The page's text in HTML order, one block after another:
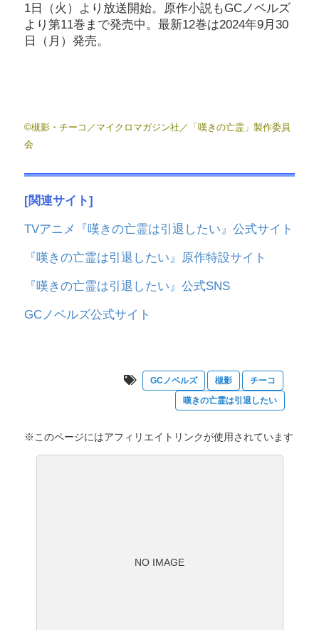
1日（火）より放送開始。原作小説もGCノベルズ
より第11巻まで発売中。最新12巻は2024年9月30
日（月）発売。
©槻影・チーコ／マイクロマガジン社／「嘆きの亡霊」製作委員
会
[関連サイト]
TVアニメ『嘆きの亡霊は引退したい』公式サイト
『嘆きの亡霊は引退したい』原作特設サイト
『嘆きの亡霊は引退したい』公式SNS
GCノベルズ公式サイト
GCノベルズ 槻影
チーコ
嘆きの亡霊は引退したい
※このページにはアフィリエイトリンクが使用されています
NO IMAGE